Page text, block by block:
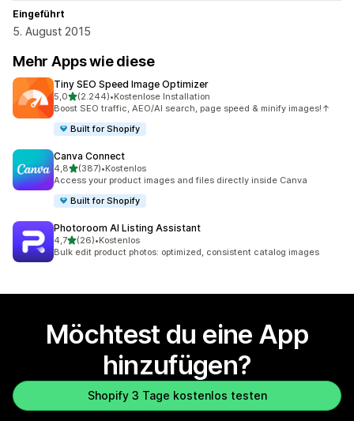
Eingeführt
5. August 2015
Mehr Apps wie diese
Tiny SEO Speed Image Optimizer
5,0von 5 Sternen
(2.244)
2244 Rezensionen insgesamt
•Kostenlose Installation
Boost SEO traffic, AEO/AI search, page speed & minify images!↑
Built for Shopify
Canva Connect
4,8von 5 Sternen
(387)
387 Rezensionen insgesamt
•Kostenlos
Access your product images and files directly inside Canva
Built for Shopify
Photoroom AI Listing Assistant
4,7von 5 Sternen
(26)
26 Rezensionen insgesamt
•Kostenlos
Bulk edit product photos: optimized, consistent catalog images
Möchtest du eine App
hinzufügen?
Shopify 3 Tage kostenlos testen